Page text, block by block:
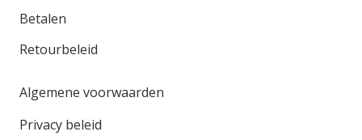
Betalen
Retourbeleid
Algemene voorwaarden
Privacy beleid